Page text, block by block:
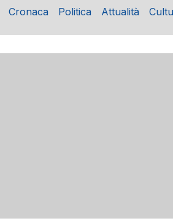
Cronaca Politica Attualità